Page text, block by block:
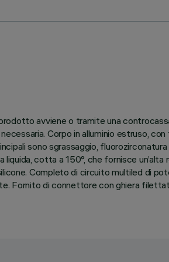
avviene o tramite una
Corpo in alluminio estruso,
sono sgrassaggio,
cotta a 150°, che fornisce un’alta
Completo di circuito multiled di
Fornito di connettore con ghiera